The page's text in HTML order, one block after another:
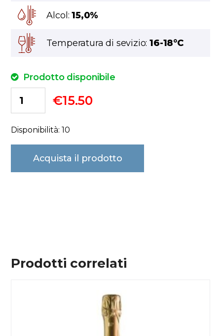
Alcol:15,0%
Temperatura di sevizio:16-18°C
Prodotto disponibile
€15.50
Disponibilità: 10
Acquista il prodotto
Prodotti correlati